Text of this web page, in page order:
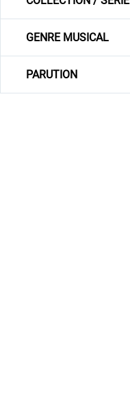
GENRE MUSICAL
PARUTION